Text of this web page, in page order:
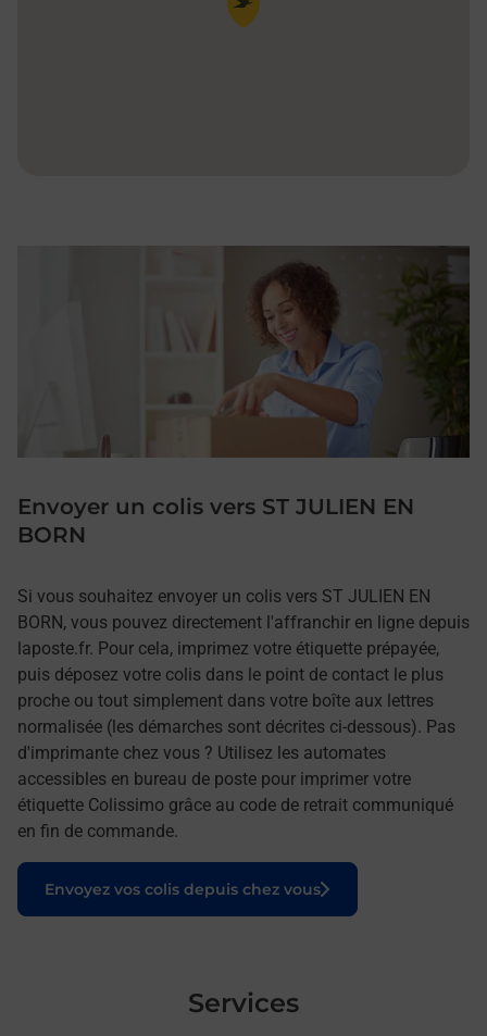
Envoyer un colis vers ST JULIEN EN
BORN
Si vous souhaitez envoyer un colis vers ST JULIEN EN
BORN, vous pouvez directement l'affranchir en ligne depuis
laposte.fr. Pour cela, imprimez votre étiquette prépayée,
puis déposez votre colis dans le point de contact le plus
proche ou tout simplement dans votre boîte aux lettres
normalisée (les démarches sont décrites ci-dessous). Pas
d'imprimante chez vous ? Utilisez les automates
accessibles en bureau de poste pour imprimer votre
étiquette Colissimo grâce au code de retrait communiqué
en fin de commande.
Envoyez vos colis depuis chez vous
Le lien s'ouvre dans un nouvel onglet
Services